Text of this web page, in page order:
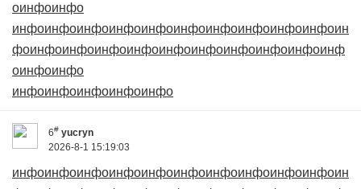
оинфоинфо
инфоинфоинфоинфоинфоинфоинфоинфоинфоинфоин
фоинфоинфоинфоинфоинфоинфоинфоинфоинфоинф
оинфоинфо
инфоинфоинфоинфоинфо
6# yucryn
2026-8-1 15:19:03
инфоинфоинфоинфоинфоинфоинфоинфоинфоинфоин